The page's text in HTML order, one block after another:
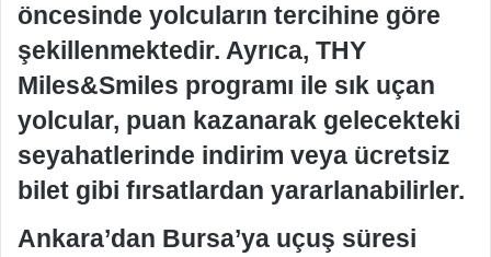
öncesinde yolcuların tercihine göre
şekillenmektedir. Ayrıca, THY
Miles&Smiles programı ile sık uçan
yolcular, puan kazanarak gelecekteki
seyahatlerinde indirim veya ücretsiz
bilet gibi fırsatlardan yararlanabilirler.
Ankara’dan Bursa’ya uçuş süresi